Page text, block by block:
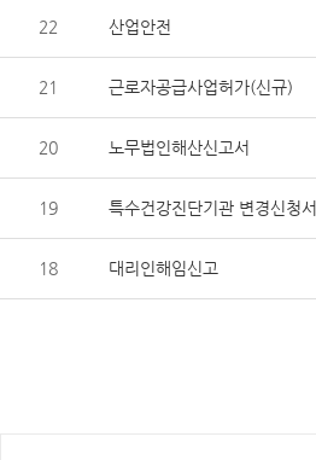
22 산업안전
21 근로자공급사업허가(신규)
20 노무법인해산신고서
19 특수건강진단기관 변경신청서
18 대리인해임신고